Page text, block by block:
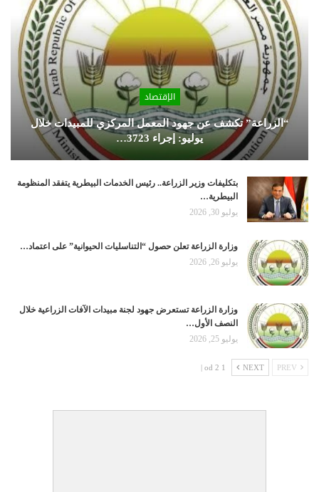
الإقتصاد
“الزراعة” تكشف عن جهود المعمل المركزي للمبيدات خلال
يوليو: إجراء 3723…
بتكليفات وزير الزراعة.. رئيس الخدمات البيطرية يتفقد المنظومة
البيطرية…
يوليو 30, 2026
وزارة الزراعة تعلن حصول “التناسليات الحيوانية” على اعتماد…
يوليو 26, 2026
وزارة الزراعة تستعرض جهود لجنة مبيدات الآفات الزراعية خلال
النصف الأول…
يوليو 25, 2026
NEXT
1 od 2 |